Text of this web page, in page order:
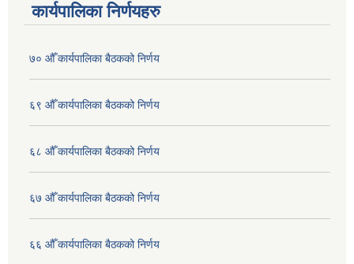
कार्यपालिका निर्णयहरु
७० औँ कार्यपालिका बैठकको निर्णय
६९ औँ कार्यपालिका बैठकको निर्णय
६८ औँ कार्यपालिका बैठकको निर्णय
६७ औँ कार्यपालिका बैठकको निर्णय
६६ औँ कार्यपालिका बैठकको निर्णय